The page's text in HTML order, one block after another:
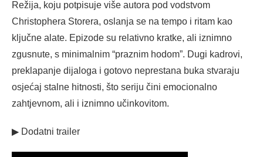
Režija, koju potpisuje više autora pod vodstvom
Christophera Storera, oslanja se na tempo i ritam kao
ključne alate. Epizode su relativno kratke, ali iznimno
zgusnute, s minimalnim “praznim hodom”. Dugi kadrovi,
preklapanje dijaloga i gotovo neprestana buka stvaraju
osjećaj stalne hitnosti, što seriju čini emocionalno
zahtjevnom, ali i iznimno učinkovitom.
▶ Dodatni trailer